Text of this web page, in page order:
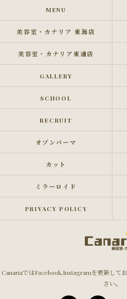
MENU
美容室・カナリア 東海店
美容室・カナリア東浦店
GALLERY
SCHOOL
RECRUIT
オゾンパーマ
カット
ミラーロイド
PRIVACY POLICY
CanariaではFacebook,Instagramを更新して
さい。